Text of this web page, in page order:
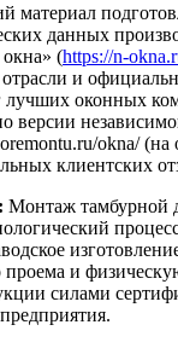
материал
данных
(https://n-
и
лучших оконных
версии
okna/ (на
клиентских
Монтаж тамбурной
проема и
силами